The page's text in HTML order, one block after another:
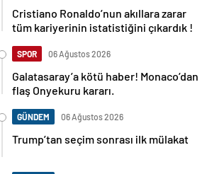
Cristiano Ronaldo’nun akıllara zarar
tüm kariyerinin istatistiğini çıkardık !
SPOR 06 Ağustos 2026
Galatasaray’a kötü haber! Monaco’dan
flaş Onyekuru kararı.
GÜNDEM 06 Ağustos 2026
Trump’tan seçim sonrası ilk mülakat